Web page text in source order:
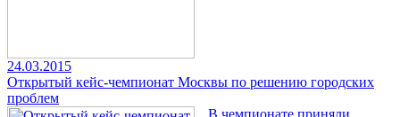
24.03.2015
Открытый кейс-чемпионат Москвы по решению городских
проблем
В чемпионате приняли